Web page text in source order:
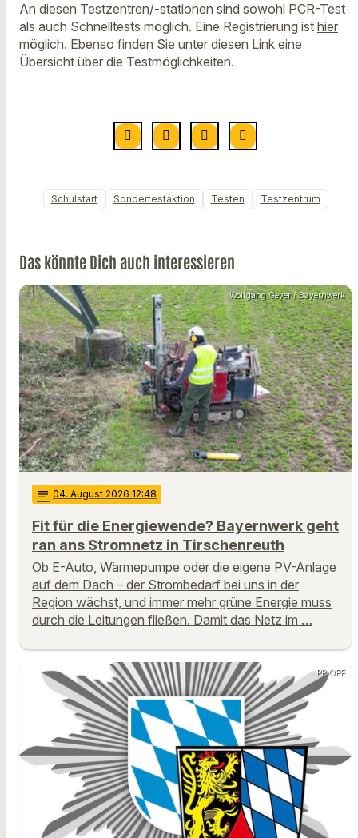
An diesen Testzentren/-stationen sind sowohl PCR-Test
als auch Schnelltests möglich. Eine Registrierung ist hier
möglich. Ebenso finden Sie unter diesen Link eine
Übersicht über die Testmöglichkeiten.
Schulstart Sondertestaktion Testen Testzentrum
Das könnte Dich auch interessieren
Wolfgang Geyer / Bayernwerk
notes 04. August 2026 12:48
Fit für die Energiewende? Bayernwerk geht
ran ans Stromnetz in Tirschenreuth
Ob E-Auto, Wärmepumpe oder die eigene PV-Anlage
auf dem Dach – der Strombedarf bei uns in der
Region wächst, und immer mehr grüne Energie muss
durch die Leitungen fließen. Damit das Netz im …
PP OPF